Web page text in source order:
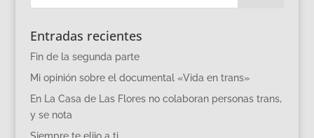
Entradas recientes
Fin de la segunda parte
Mi opinión sobre el documental «Vida en trans»
En La Casa de Las Flores no colaboran personas trans,
y se nota